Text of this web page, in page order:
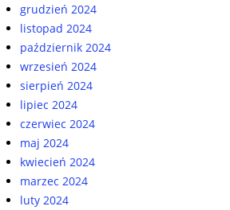
grudzień 2024
listopad 2024
październik 2024
wrzesień 2024
sierpień 2024
lipiec 2024
czerwiec 2024
maj 2024
kwiecień 2024
marzec 2024
luty 2024